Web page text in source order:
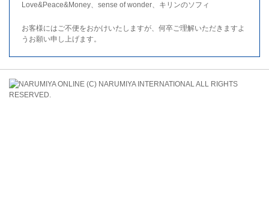
Love&Peace&Money、sense of wonder、キリンのソフィ
お客様にはご不便をおかけいたしますが、何卒ご理解いただきますよ
うお願い申し上げます。